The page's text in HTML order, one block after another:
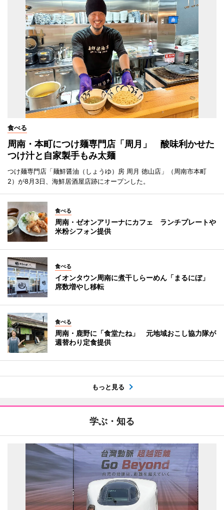
食べる
周南・本町につけ麺専門店「周月」 酸味利かせた
つけ汁と自家製手もみ太麺
つけ麺専門店「麺鮮醤油（しょうゆ）房 周月 徳山店」（周南市本町
2）が8月3日、海鮮居酒屋店跡にオープンした。
食べる
周南・ゼオンアリーナにカフェ ランチプレートや
米粉シフォン提供
食べる
イオンタウン周南に煮干しらーめん「まるにぼ」
席数増やし移転
食べる
周南・鹿野に「食堂たね」 元地域おこし協力隊が
週替わり定食提供
もっと見る
学ぶ・知る